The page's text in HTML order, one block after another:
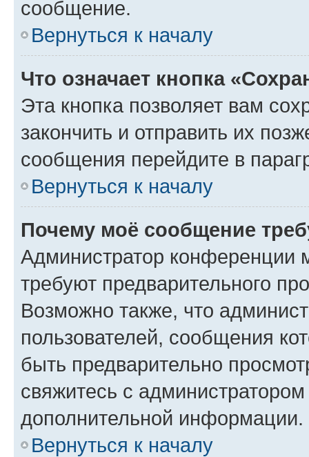
сообщение.
Вернуться к началу
Что означает кнопка
Эта кнопка позволяет вам
закончить и отправить их
сообщения перейдите в
Вернуться к началу
Почему моё сообщение
Администратор конференции
требуют предварительного
Возможно также, что
пользователей, сообщения
быть предварительно
свяжитесь с
дополнительной информации.
Вернуться к началу